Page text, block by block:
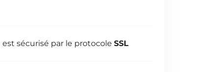
sécurisé par le protocole SSL